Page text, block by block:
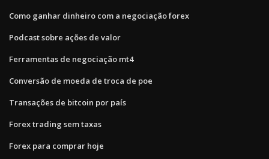
Como ganhar dinheiro com a negociação forex
Podcast sobre ações de valor
Ferramentas de negociação mt4
Conversão de moeda de troca de poe
Transações de bitcoin por país
Forex trading sem taxas
Forex para comprar hoje